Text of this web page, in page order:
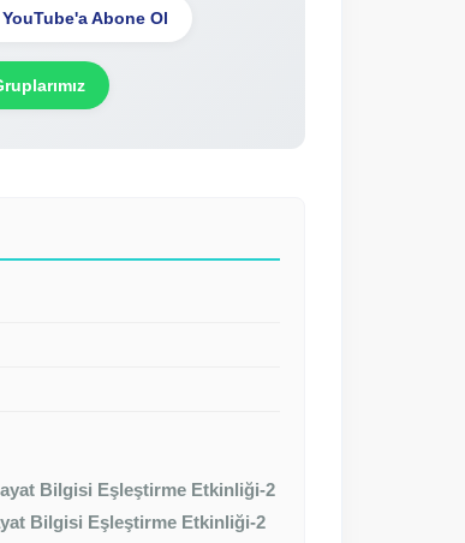
YouTube'a Abone Ol
Bilgisi Eşleştirme Etkinliği-2
Bilgisi Eşleştirme Etkinliği-2